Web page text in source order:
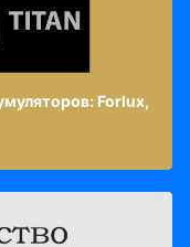
Forlux,